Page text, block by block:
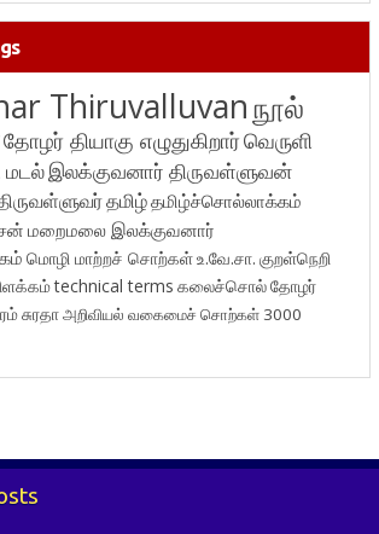
Thiruvalluvanநூல்
தோழர் தியாகு எழுதுகிறார்வெருளி
மடல்இலக்குவனார் திருவள்ளுவன்
தமிழ்தமிழ்ச்சொல்லாக்கம்
மறைமலை இலக்குவனார்
மொழி மாற்றச் சொற்கள்உ.வே.சா. குறள்நெறி
technical terms கலைச்சொல்தோழர்
சுரதாஅறிவியல் வகைமைச் சொற்கள் 3000